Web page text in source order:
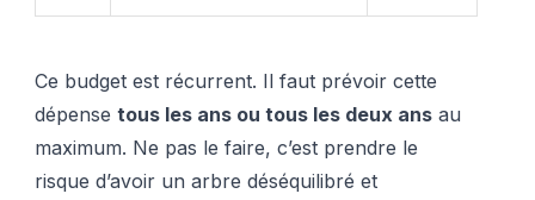
Ce budget est récurrent. Il faut prévoir cette
dépensetous les ans ou tous les deux ans au
maximum. Ne pas le faire, c’est prendre le
risque d’avoir un arbre déséquilibré et